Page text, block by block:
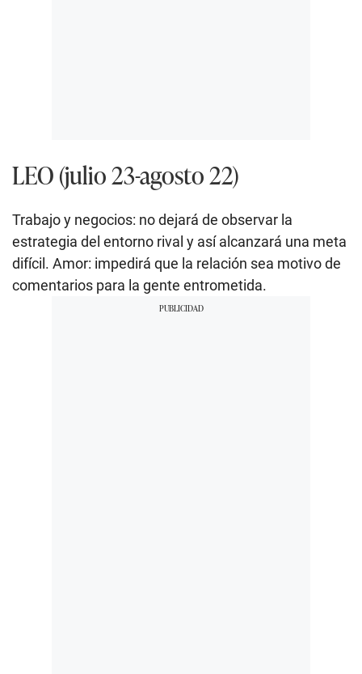
LEO (julio 23-agosto 22)
Trabajo y negocios: no dejará de observar la
estrategia del entorno rival y así alcanzará una meta
difícil. Amor: impedirá que la relación sea motivo de
comentarios para la gente entrometida.